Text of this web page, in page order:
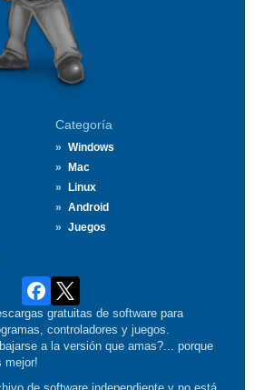
Categoría
Windows
Mac
Linux
Android
Juegos
gratuitas de software para
controladores y juegos.
a la versión que amas?... porque
mejor!